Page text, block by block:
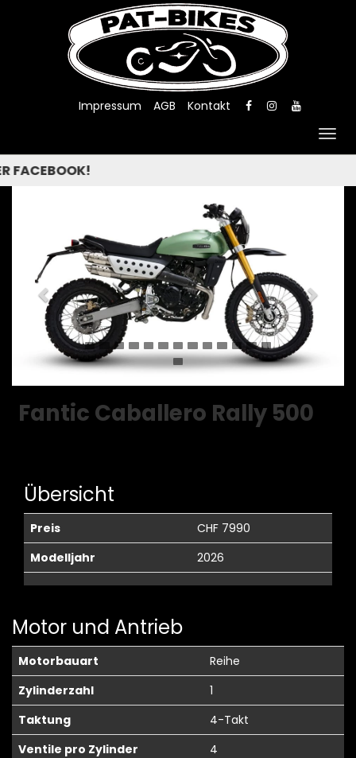
Impressum AGB
Kontakt
FACEBOOK!
Fantic Caballero Rally 500
Übersicht
Preis
CHF 7990
Modelljahr
2026
Motor und Antrieb
Motorbauart
Reihe
Zylinderzahl
1
Taktung
4-Takt
Ventile pro Zylinder
4